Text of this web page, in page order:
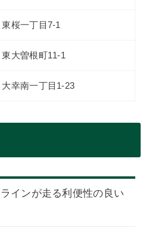
東桜一丁目7-1
東大曽根町11-1
大幸南一丁目1-23
インが走る利便性の良い